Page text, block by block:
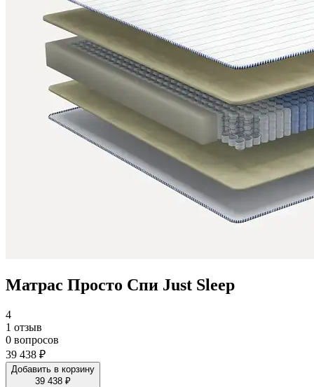
Матрас Просто Спи Just Sleep
4
1 отзыв
0 вопросов
39 438 ₽
Добавить в корзину
39 438 ₽